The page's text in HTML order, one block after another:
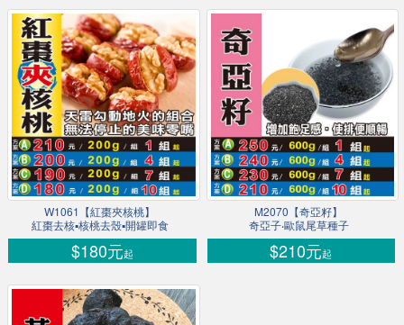
W1061【紅棗夾核桃】
紅棗去核▪核桃去殼▪開罐即食
$180元起
M2070【奇亞籽】
奇亞子‧歐鼠尾草種子
$210元起